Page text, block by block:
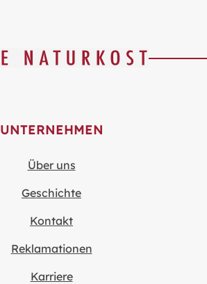
UNTERNEHMEN
Über uns
Geschichte
Kontakt
Reklamationen
Karriere